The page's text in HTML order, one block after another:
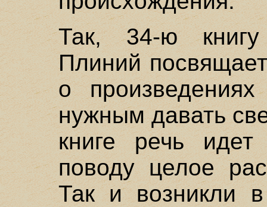
Так, 34-ю книгу
Плиний
о
нужным давать
книге речь
поводу целое
Так и возникли